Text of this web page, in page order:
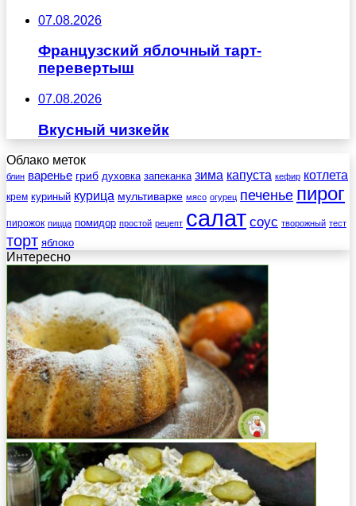
07.08.2026
Французский яблочный тарт-
перевертыш
07.08.2026
Вкусный чизкейк
Облако меток
блин варенье гриб духовка запеканка зима капуста кефир котлета
крем куриный курица мультиварке мясо огурец печенье пирог
пирожок пицца помидор простой рецепт салат соус творожный тест
торт яблоко
Интересно